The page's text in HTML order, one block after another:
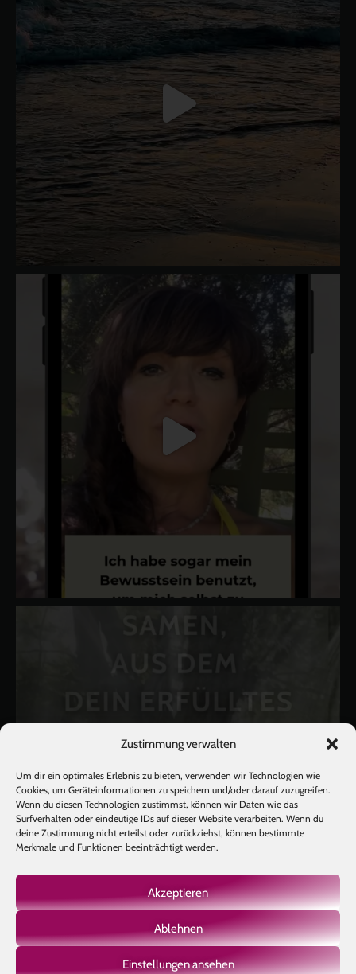
Zustimmung verwalten
Um dir ein optimales Erlebnis zu bieten, verwenden wir Technologien wie
Cookies, um Geräteinformationen zu speichern und/oder darauf zuzugreifen.
Wenn du diesen Technologien zustimmst, können wir Daten wie das
Surfverhalten oder eindeutige IDs auf dieser Website verarbeiten. Wenn du
deine Zustimmung nicht erteilst oder zurückziehst, können bestimmte
Merkmale und Funktionen beeinträchtigt werden.
Akzeptieren
Ablehnen
Einstellungen ansehen
Mehr laden Auf Instagram folgen